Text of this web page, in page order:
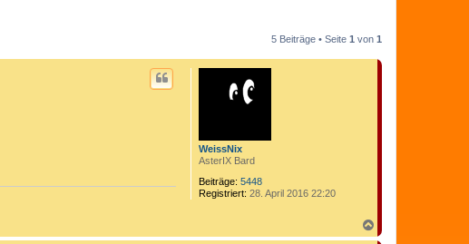
5 Beiträge • Seite 1 von 1
WeissNix
AsterIX Bard
Beiträge: 5448
Registriert: 28. April 2016 22:20
a